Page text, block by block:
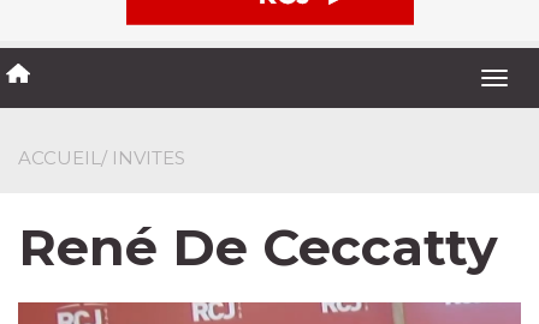
ACCUEIL/ INVITES
René De Ceccatty